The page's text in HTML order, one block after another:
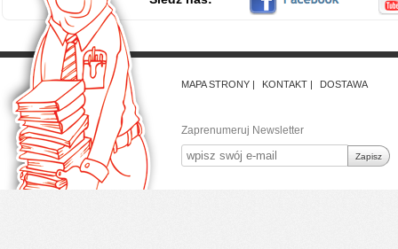
MAPA STRONY KONTAKT DOSTAWA
Zaprenumeruj Newsletter